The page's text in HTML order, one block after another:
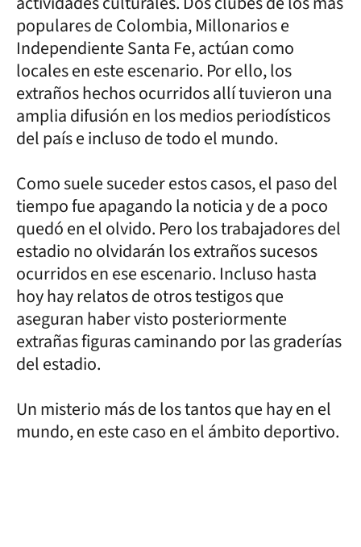
populares de Colombia, Millonarios e
Independiente Santa Fe, actúan como
locales en este escenario. Por ello, los
extraños hechos ocurridos allí tuvieron una
amplia difusión en los medios periodísticos
del país e incluso de todo el mundo.
Como suele suceder estos casos, el paso del
tiempo fue apagando la noticia y de a poco
quedó en el olvido. Pero los trabajadores del
estadio no olvidarán los extraños sucesos
ocurridos en ese escenario. Incluso hasta
hoy hay relatos de otros testigos que
aseguran haber visto posteriormente
extrañas figuras caminando por las graderías
del estadio.
Un misterio más de los tantos que hay en el
mundo, en este caso en el ámbito deportivo.